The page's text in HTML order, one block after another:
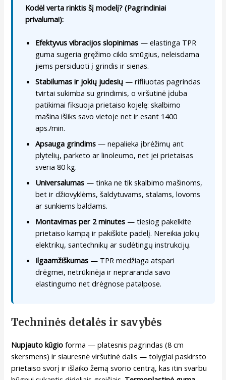
Kodėl verta rinktis šį modelį? (Pagrindiniai
privalumai):
Efektyvus vibracijos slopinimas — elastinga TPR
guma sugeria gręžimo ciklo smūgius, neleisdama
jiems persiduoti į grindis ir sienas.
Stabilumas ir jokių judesių — rifliuotas pagrindas
tvirtai sukimba su grindimis, o viršutinė įduba
patikimai fiksuoja prietaiso kojelę: skalbimo
mašina išliks savo vietoje net ir esant 1400
aps./min.
Apsauga grindims — nepalieka įbrėžimų ant
plytelių, parketo ar linoleumo, net jei prietaisas
sveria 80 kg.
Universalumas — tinka ne tik skalbimo mašinoms,
bet ir džiovyklėms, šaldytuvams, stalams, lovoms
ar sunkiems baldams.
Montavimas per 2 minutes — tiesiog pakelkite
prietaiso kampą ir pakiškite padelį. Nereikia jokių
elektrikų, santechnikų ar sudėtingų instrukcijų.
Ilgaamžiškumas — TPR medžiaga atspari
drėgmei, netrūkinėja ir nepraranda savo
elastingumo net drėgnose patalpose.
Techninės detalės ir savybės
Nupjauto kūgio forma — platesnis pagrindas (8 cm
skersmens) ir siauresnė viršutinė dalis — tolygiai paskirsto
prietaiso svorį ir išlaiko žemą svorio centrą, kas itin svarbu